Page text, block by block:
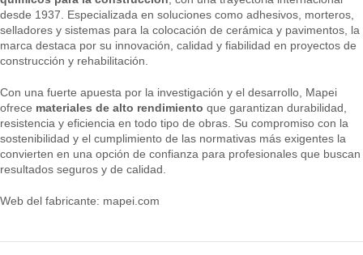
desde 1937. Especializada en soluciones como adhesivos, morteros,
selladores y sistemas para la colocación de cerámica y pavimentos, la
marca destaca por su innovación, calidad y fiabilidad en proyectos de
construcción y rehabilitación.
Con una fuerte apuesta por la investigación y el desarrollo, Mapei
ofrece materiales de alto rendimiento que garantizan durabilidad,
resistencia y eficiencia en todo tipo de obras. Su compromiso con la
sostenibilidad y el cumplimiento de las normativas más exigentes la
convierten en una opción de confianza para profesionales que buscan
resultados seguros y de calidad.
Web del fabricante: mapei.com